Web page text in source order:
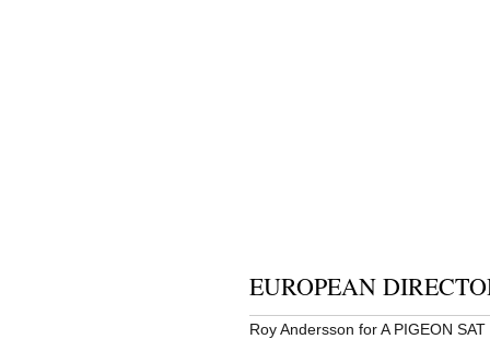
EUROPEAN
Roy Andersson for A PIGEON